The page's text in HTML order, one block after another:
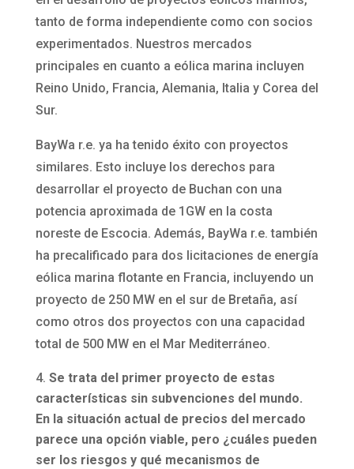
tanto de forma independiente como con socios
experimentados. Nuestros mercados
principales en cuanto a eólica marina incluyen
Reino Unido, Francia, Alemania, Italia y Corea del
Sur.
BayWa r.e. ya ha tenido éxito con proyectos
similares. Esto incluye los derechos para
desarrollar el proyecto de Buchan con una
potencia aproximada de 1GW en la costa
noreste de Escocia. Además, BayWa r.e. también
ha precalificado para dos licitaciones de energía
eólica marina flotante en Francia, incluyendo un
proyecto de 250 MW en el sur de Bretaña, así
como otros dos proyectos con una capacidad
total de 500 MW en el Mar Mediterráneo.
Se trata del primer proyecto de estas
características sin subvenciones del mundo.
En la situación actual de precios del mercado
parece una opción viable, pero ¿cuáles pueden
ser los riesgos y qué mecanismos de